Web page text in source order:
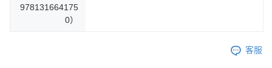
978131664175
0）
客服